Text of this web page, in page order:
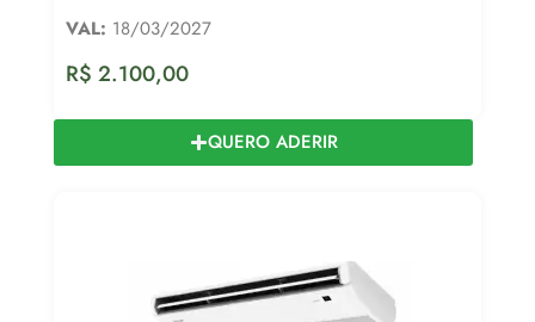
VAL: 18/03/2027
R$ 2.100,00
QUERO ADERIR